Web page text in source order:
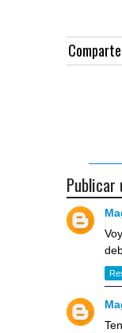
Publicar